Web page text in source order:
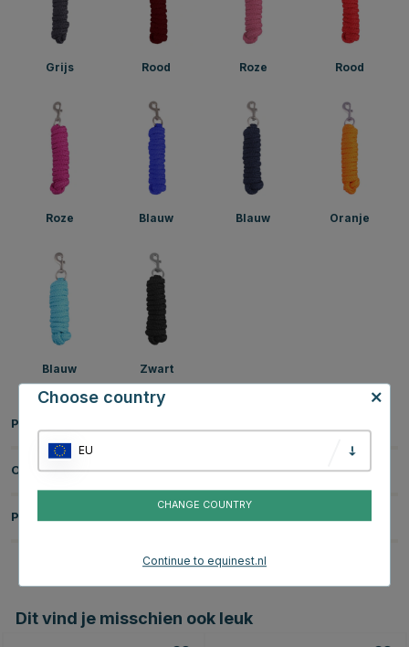
Grijs Rood Roze Rood
Roze Blauw Blauw Oranje
Blauw Zwart
Productinformatie
Over het Merk
Productbeoordelingen
Dit vind je misschien ook leuk
Choose country
EU
CHANGE COUNTRY
Continue to equinest.nl